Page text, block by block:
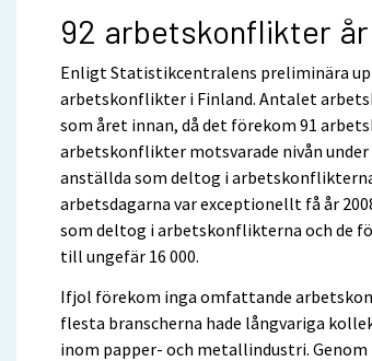
92 arbetskonflikter
Enligt Statistikcentralens preliminära
arbetskonflikter i Finland. Antalet
som året innan, då det förekom 91
arbetskonflikter motsvarade nivån
anställda som deltog i
arbetsdagarna var exceptionellt få år
som deltog i arbetskonflikterna och de
till ungefär 16 000.
Ifjol förekom inga omfattande
flesta branscherna hade långvariga
inom papper- och metallindustri.